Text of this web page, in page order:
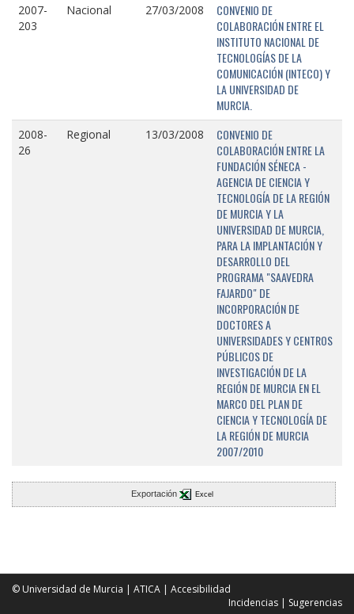
2007-
203
Nacional 27/03/2008
CONVENIO DE
COLABORACIÓN ENTRE EL
INSTITUTO NACIONAL DE
TECNOLOGÍAS DE LA
COMUNICACIÓN (INTECO) Y
LA UNIVERSIDAD DE
MURCIA.
2008-
26
Regional 13/03/2008
CONVENIO DE
COLABORACIÓN ENTRE LA
FUNDACIÓN SÉNECA -
AGENCIA DE CIENCIA Y
TECNOLOGÍA DE LA REGIÓN
DE MURCIA Y LA
UNIVERSIDAD DE MURCIA,
PARA LA IMPLANTACIÓN Y
DESARROLLO DEL
PROGRAMA "SAAVEDRA
FAJARDO" DE
INCORPORACIÓN DE
DOCTORES A
UNIVERSIDADES Y CENTROS
PÚBLICOS DE
INVESTIGACIÓN DE LA
REGIÓN DE MURCIA EN EL
MARCO DEL PLAN DE
CIENCIA Y TECNOLOGÍA DE
LA REGIÓN DE MURCIA
2007/2010
Exportación Excel
© Universidad de Murcia | ATICA | Accesibilidad
Incidencias | Sugerencias